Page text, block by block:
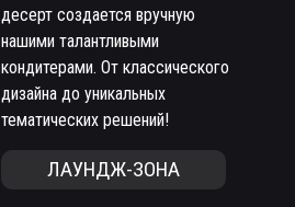
ЛАУНДЖ-ЗОНА
десерт создается вручную
нашими талантливыми
кондитерами. От классического
дизайна до уникальных
тематических решений!